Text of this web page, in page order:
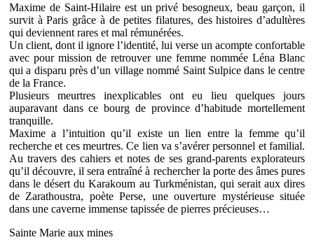
Maxime de Saint-Hilaire est un privé besogneux, beau garçon, il
survit à Paris grâce à de petites filatures, des histoires d’adultères
qui deviennent rares et mal rémunérées.
Un client, dont il ignore l’identité, lui verse un acompte confortable
avec pour mission de retrouver une femme nommée Léna Blanc
qui a disparu près d’un village nommé Saint Sulpice dans le centre
de la France.
Plusieurs meurtres inexplicables ont eu lieu quelques jours
auparavant dans ce bourg de province d’habitude mortellement
tranquille.
Maxime a l’intuition qu’il existe un lien entre la femme qu’il
recherche et ces meurtres. Ce lien va s’avérer personnel et familial.
Au travers des cahiers et notes de ses grand-parents explorateurs
qu’il découvre, il sera entraîné à rechercher la porte des âmes pures
dans le désert du Karakoum au Turkménistan, qui serait aux dires
de Zarathoustra, poète Perse, une ouverture mystérieuse située
dans une caverne immense tapissée de pierres précieuses…
Sainte Marie aux mines